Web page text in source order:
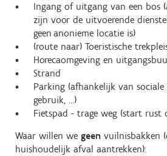
Ingang of uitgang van een bos
zijn voor de uitvoerende
geen anonieme locatie is)
(route naar) Toeristische
Horecaomgeving en
Strand
Parking (afhankelijk van
gebruik, …)
Fietspad - trage weg (start rust
Waar willen we geen vuilnisbakken
huishoudelijk afval aantrekken):